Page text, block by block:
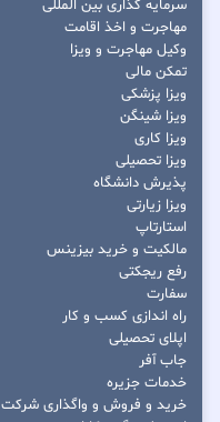
سرمایه گذاری بین المللی
مهاجرت و اخذ اقامت
وکیل مهاجرت و ویزا
تمکن مالی
ویزا پزشکی
ویزا شینگن
ویزا کاری
ویزا تحصیلی
پذیرش دانشگاه
ویزا زیارتی
استارتاپ
مالکیت و خرید بیزینس
رفع ریجکتی
سفارت
راه اندازی کسب و کار
اپلای تحصیلی
جاب آفر
خدمات جزیره
خرید و فروش و واگذاری شرکت